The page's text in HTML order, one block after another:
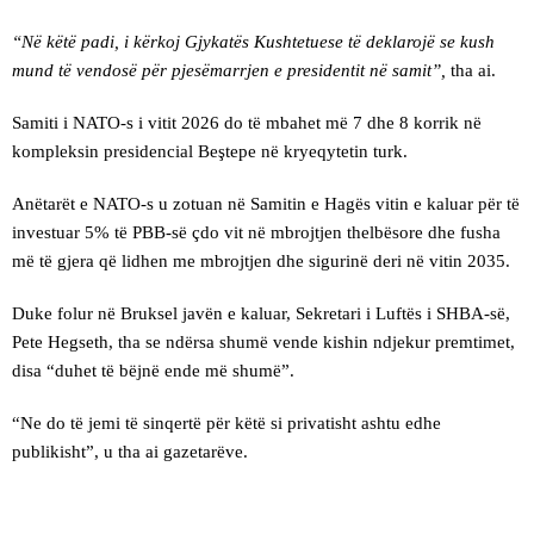
“Në këtë padi, i kërkoj Gjykatës Kushtetuese të deklarojë se kush
mund të vendosë për pjesëmarrjen e presidentit në samit”, tha ai.
Samiti i NATO-s i vitit 2026 do të mbahet më 7 dhe 8 korrik në
kompleksin presidencial Beştepe në kryeqytetin turk.
Anëtarët e NATO-s u zotuan në Samitin e Hagës vitin e kaluar për të
investuar 5% të PBB-së çdo vit në mbrojtjen thelbësore dhe fusha
më të gjera që lidhen me mbrojtjen dhe sigurinë deri në vitin 2035.
Duke folur në Bruksel javën e kaluar, Sekretari i Luftës i SHBA-së,
Pete Hegseth, tha se ndërsa shumë vende kishin ndjekur premtimet,
disa “duhet të bëjnë ende më shumë”.
“Ne do të jemi të sinqertë për këtë si privatisht ashtu edhe
publikisht”, u tha ai gazetarëve.